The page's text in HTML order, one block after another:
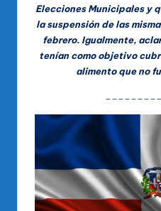
Elecciones Municipales y
la suspensión de las
febrero. Igualmente,
tenían como objetivo
alimento que no